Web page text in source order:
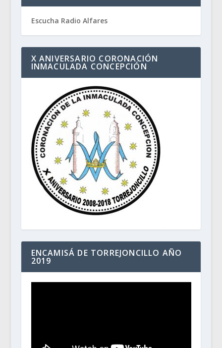
Escucha Radio Alfares
X ANIVERSARIO CORONACIÓN
INMACULADA CONCEPCIÓN
ENCAMISÁ DE TORREJONCILLO AÑO
2019